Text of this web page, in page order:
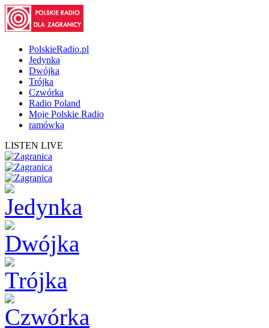
PolskieRadio.pl
Jedynka
Dwójka
Trójka
Czwórka
Radio Poland
Moje Polskie Radio
ramówka
LISTEN LIVE